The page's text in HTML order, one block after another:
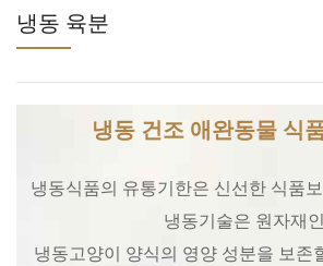
냉동 육분
냉동 건조 애완동물 식
냉동식품의 유통기한은 신선한 식품
냉동기술은 원자재인
냉동고양이 양식의 영양 성분을 보존